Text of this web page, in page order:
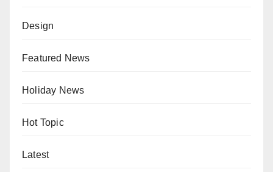
Design
Featured News
Holiday News
Hot Topic
Latest